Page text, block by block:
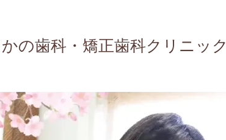
の歯科・矯正歯科クリニック